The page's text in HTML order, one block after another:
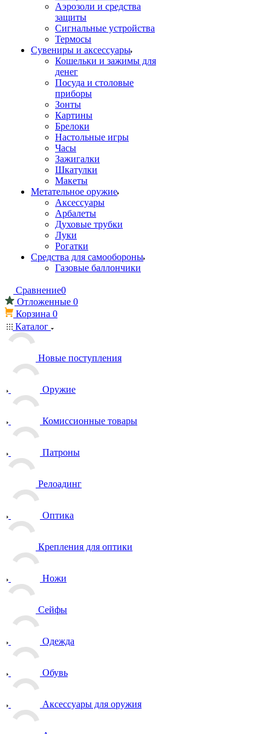
Аэрозоли и средства
защиты
Сигнальные устройства
Термосы
Сувениры и аксессуары
Кошельки и зажимы для
денег
Посуда и столовые
приборы
Зонты
Картины
Брелоки
Настольные игры
Часы
Зажигалки
Шкатулки
Макеты
Метательное оружие
Аксессуары
Арбалеты
Духовые трубки
Луки
Рогатки
Средства для самообороны
Газовые баллончики
Сравнение0
Отложенные 0
Корзина 0
Каталог
Новые поступления
Оружие
Комиссионные товары
Патроны
Релоадинг
Оптика
Крепления для оптики
Ножи
Сейфы
Одежда
Обувь
Аксессуары для оружия